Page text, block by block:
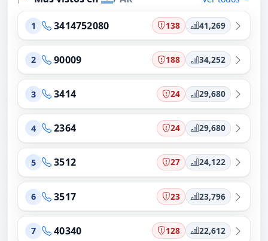
1 3414752080 138 41,269
2 90009 188 34,252
3 3414 24 29,680
4 2364 24 29,680
5 3512 27 24,122
6 3517 23 23,796
7 40340 128 22,612